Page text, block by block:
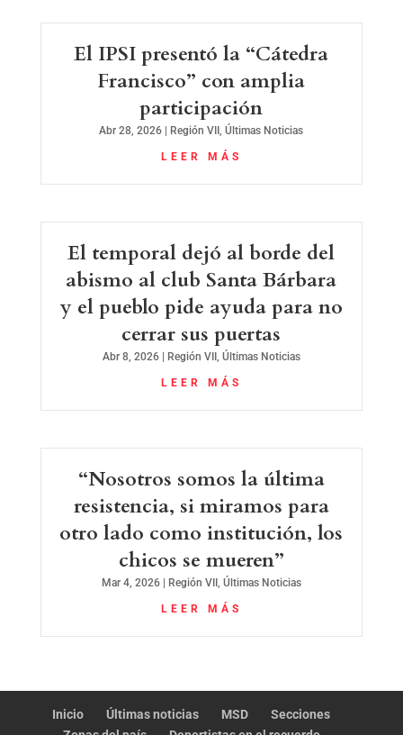
El IPSI presentó la “Cátedra
Francisco” con amplia
participación
Abr 28, 2026 Región VII,Últimas Noticias
LEER MÁS
El temporal dejó al borde del
abismo al club Santa Bárbara
y el pueblo pide ayuda para no
cerrar sus puertas
Abr 8, 2026| Región VII , Últimas Noticias
LEER MÁS
“Nosotros somos la última
resistencia, si miramos para
otro lado como institución, los
chicos se mueren”
Mar 4, 2026| Región VII , Últimas Noticias
LEER MÁS
Inicio Últimas noticias MSD
Secciones